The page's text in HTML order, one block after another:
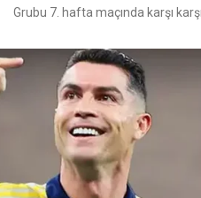
Grubu 7. hafta maçında karşı